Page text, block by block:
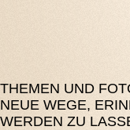
THEMEN UND
NEUE WEGE,
WERDEN ZU